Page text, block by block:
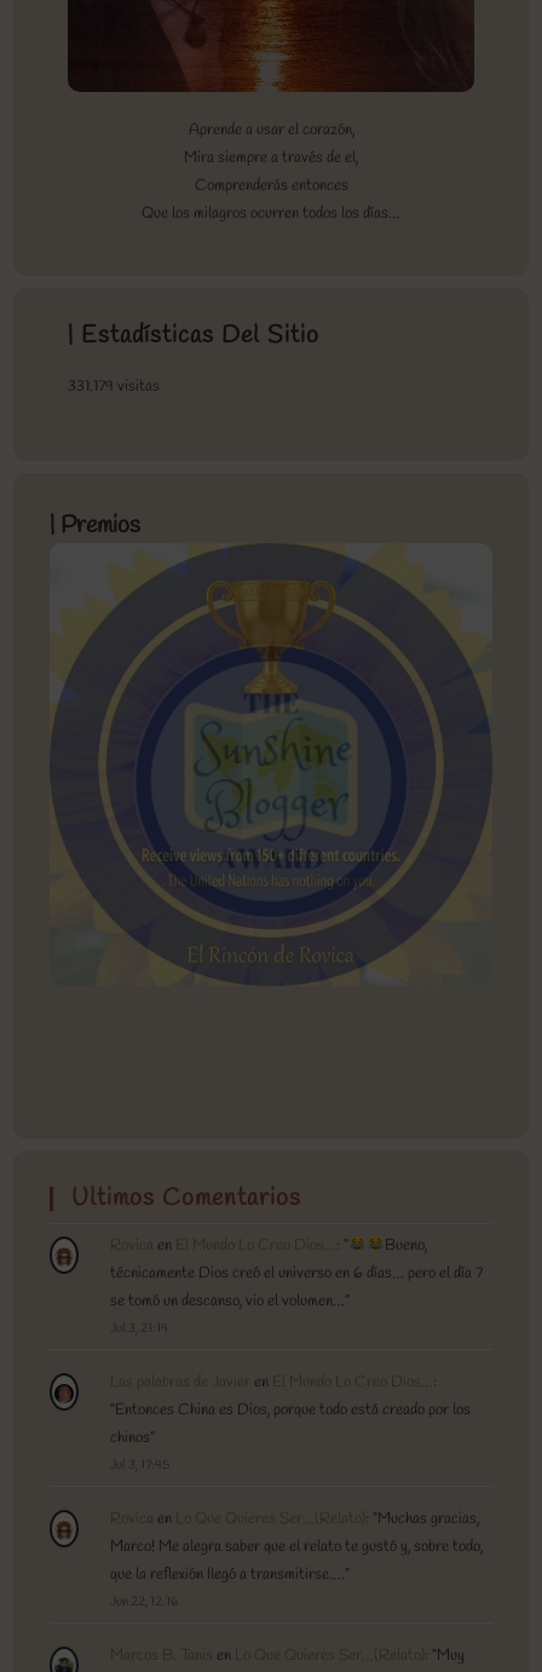
Aprende a usar el corazón,
Mira siempre a través de el,
Comprenderás entonces
Que los milagros ocurren todos los días…
| Estadísticas Del Sitio
331.179 visitas
| Premios
Ultimos Comentarios
Rovica en El Mundo Lo Creo Dios… : “
Bueno,
técnicamente Dios creó el universo en 6 días… pero el día 7
se tomó un descanso, vio el volumen…”
Jul 3, 21:14
Las palabras de Javier en El Mundo Lo Creo Dios… :
“Entonces China es Dios, porque todo está creado por los
chinos”
Jul 3, 17:45
Rovica en Lo Que Quieres Ser…(Relato) : “Muchas gracias,
Marco! Me alegra saber que el relato te gustó y, sobre todo,
que la reflexión llegó a transmitirse.…”
Jun 22, 12:16
Marcos B. Tanis en Lo Que Quieres Ser…(Relato) : “Muy